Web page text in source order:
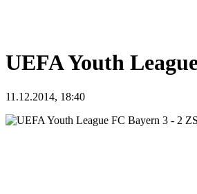
UEFA Youth
11.12.2014, 18:40